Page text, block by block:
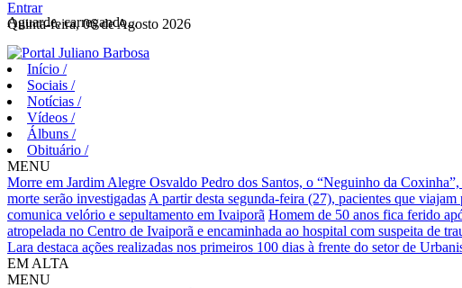
Aguarde, carregando...
Entrar
Quinta-feira, 06 de Agosto 2026
Início /
Sociais /
Notícias /
Vídeos /
Álbuns /
Obituário /
MENU
Morre em Jardim Alegre Osvaldo Pedro dos Santos, o “Neguinho da
morte serão investigadas A partir desta segunda-feira (27), pacientes que
comunica velório e sepultamento em Ivaiporã Homem de 50 anos fica ferido
atropelada no Centro de Ivaiporã e encaminhada ao hospital com suspeita de
Lara destaca ações realizadas nos primeiros 100 dias à frente do setor de
EM ALTA
MENU